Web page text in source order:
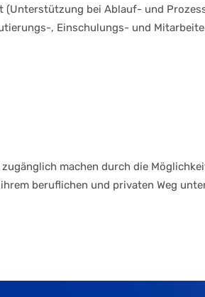
(Unterstützung bei Ablauf- und
, Einschulungs- und
machen durch die
beruflichen und privaten Weg